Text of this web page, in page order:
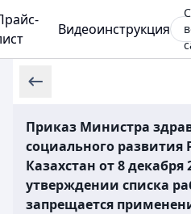
Видеоинструкция
Приказ Министра
социального развития
Казахстан от 8
утверждении списка
запрещается